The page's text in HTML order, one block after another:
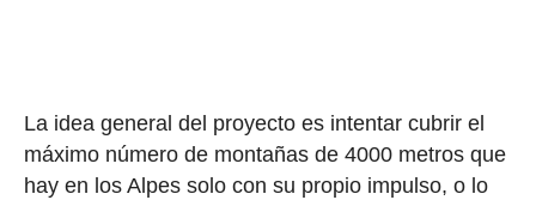
La idea general del proyecto es intentar cubrir el
máximo número de montañas de 4000 metros que
hay en los Alpes solo con su propio impulso, o lo